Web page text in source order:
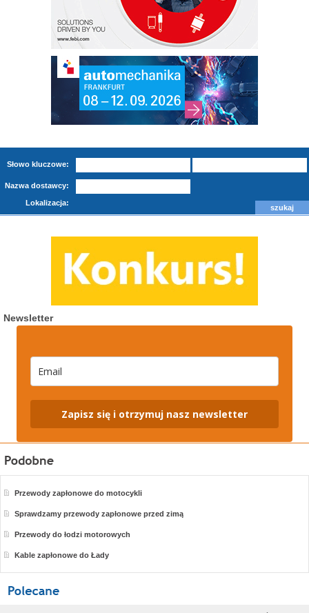
Słowo kluczowe:
Nazwa dostawcy:
Lokalizacja:
Newsletter
Zapisz się i otrzymuj nasz newsletter
Przewody zapłonowe do motocykli
Sprawdzamy przewody zapłonowe przed zimą
Przewody do łodzi motorowych
Kable zapłonowe do Łady